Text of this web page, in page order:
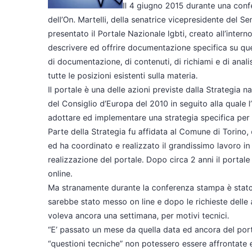
Il 4 giugno 2015 durante una
dell’On. Martelli, della senatrice vicepresidente del
presentato il Portale Nazionale lgbti, creato
descrivere ed offrire documentazione specifica su
di documentazione, di contenuti, di richiami e di
tutte le posizioni esistenti sulla materia.
Il portale è una delle azioni previste dalla Strategia
del Consiglio d’Europa del 2010 in seguito alla quale
adottare ed implementare una strategia specifica
Parte della Strategia fu affidata al Comune di
ed ha coordinato e realizzato il grandissimo lavoro
realizzazione del portale. Dopo circa 2 anni il
online.
Ma stranamente durante la conferenza stampa è
sarebbe stato messo on line e dopo le richieste
voleva ancora una settimana, per motivi tecnici.
“E’ passato un mese da quella data ed ancora del
“questioni tecniche” non potessero essere